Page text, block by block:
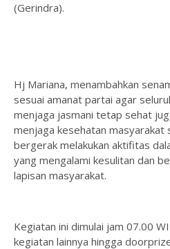
(Gerindra).
Hj Mariana, menambahkan
sesuai amanat partai agar
menjaga jasmani tetap sehat
menjaga kesehatan masyarakat
bergerak melakukan aktifitas
yang mengalami kesulitan dan
lapisan masyarakat.
Kegiatan ini dimulai jam 07.00
kegiatan lainnya hingga